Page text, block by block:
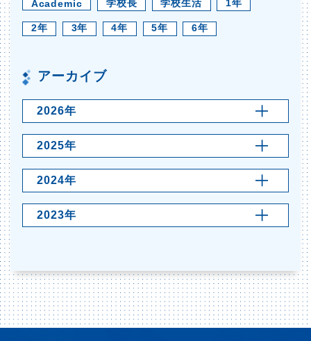
Academic 学校長 学校生活 1年
2年 3年 4年 5年 6年
アーカイブ
2026年
2025年
2024年
2023年